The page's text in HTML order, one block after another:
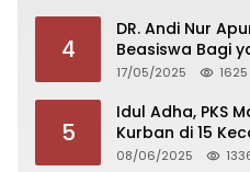
4
DR. Andi Nur
Beasiswa Bagi
Fakultas
17/05/2025 1625
5
Idul Adha, PKS
Kurban di 15
08/06/2025